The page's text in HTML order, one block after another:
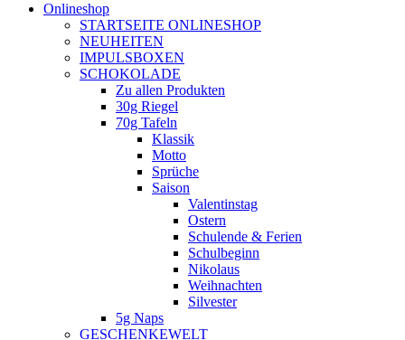
Onlineshop
STARTSEITE ONLINESHOP
NEUHEITEN
IMPULSBOXEN
SCHOKOLADE
Zu allen Produkten
30g Riegel
70g Tafeln
Klassik
Motto
Sprüche
Saison
Valentinstag
Ostern
Schulende & Ferien
Schulbeginn
Nikolaus
Weihnachten
Silvester
5g Naps
GESCHENKEWELT